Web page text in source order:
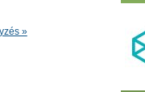
»